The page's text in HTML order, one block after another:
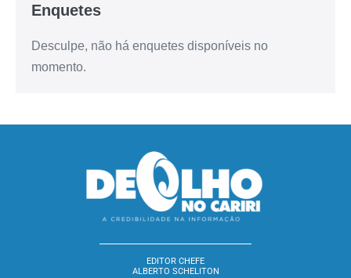
Enquetes
Desculpe, não há enquetes disponíveis no
momento.
EDITOR CHEFE
ALBERTO SCHELITON